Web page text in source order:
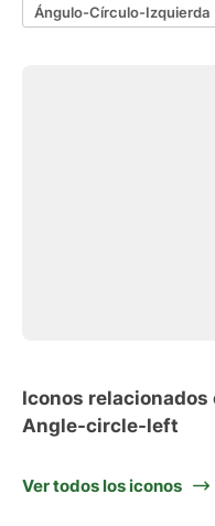
Ángulo-Círculo-Izquierda
Iconos
Angle-circle-left
Ver todos los iconos